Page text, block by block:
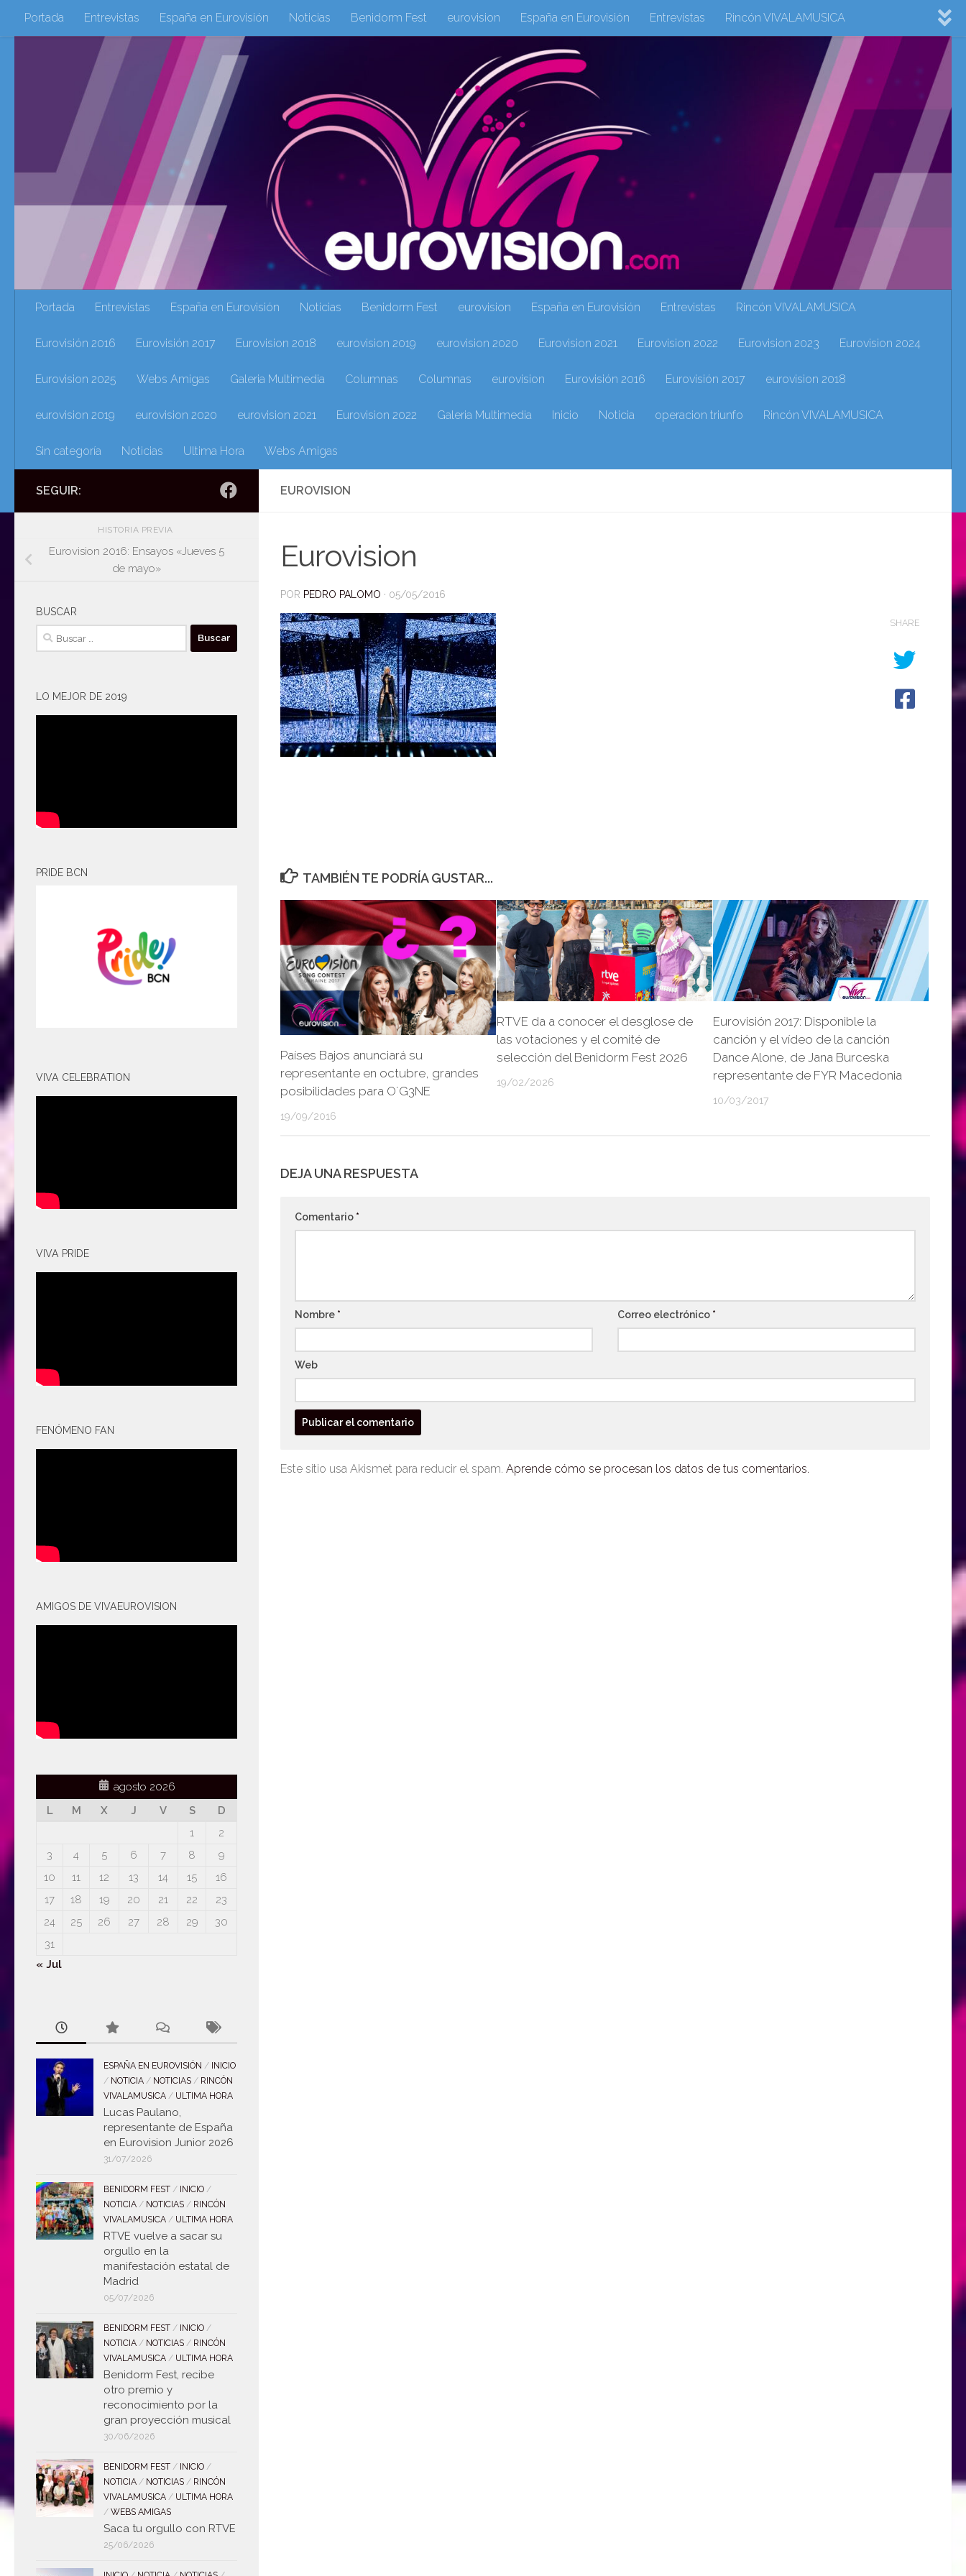
Saltar al contenido
Portada Entrevistas España en Eurovisión Noticias Benidorm Fest eurovision España en Eurovisión Entrevistas Rincón VIVALAMUSICA
Eurovisión 2016 Eurovisión 2017 Eurovision 2018 eurovision 2020 Eurovision 2021 Eurovision 2024
Eurovision 2025 Webs Amigas Galeria Multimedia Columnas Columnas eurovision Eurovisión 2016 eurovision 2018 eurovision 2019
eurovision 2020 eurovision 2021 Eurovision 2022 Galeria Multimedia Inicio Noticia operacion triunfo Rincón VIVALAMUSICA Sin categoría Noticias
Ultima Hora Webs Amigas
Portada Entrevistas España en Eurovisión Noticias Benidorm Fest eurovision España en Eurovisión Entrevistas Rincón VIVALAMUSICA
Eurovisión 2016 Eurovisión 2017 Eurovision 2018 eurovision 2019 eurovision 2020 Eurovision 2021 Eurovision 2022 Eurovision 2023 Eurovision 2024
Eurovision 2025 Webs Amigas Galeria Multimedia Columnas Columnas eurovision Eurovisión 2016 Eurovisión 2017 eurovision 2018
eurovision 2019 eurovision 2020 eurovision 2021 Eurovision 2022 Galeria Multimedia Inicio Noticia operacion triunfo Rincón VIVALAMUSICA
Sin categoría Noticias Ultima Hora Webs Amigas
EUROVISION
Eurovision
POR PEDRO PALOMO · 05/05/2016
SHARE
TAMBIÉN TE PODRÍA GUSTAR...
Países Bajos anunciará su
representante en octubre, grandes
posibilidades para O´G3NE
19/09/2016
RTVE da a conocer el desglose de
las votaciones y el comité de
selección del Benidorm Fest 2026
19/02/2026
Eurovisión 2017: Disponible la
canción y el vídeo de la canción
Dance Alone, de Jana Burceska
representante de FYR Macedonia
10/03/2017
DEJA UNA RESPUESTA
Comentario *
Nombre * Correo electrónico *
Web
Este sitio usa Akismet para reducir el spam. Aprende cómo se procesan los datos de tus comentarios.
SEGUIR:
HISTORIA PREVIA
Eurovision 2016: Ensayos «Jueves 5
de mayo»
BUSCAR
Buscar:
LO MEJOR DE 2019
PRIDE BCN
VIVA CELEBRATION
VIVA PRIDE
FENÓMENO FAN
AMIGOS DE VIVAEUROVISION
agosto 2026
L
M X J V S
D
1
2
3
4 5 6 7 8
9
10
11 12 13 14 15
16
17
18 19 20 21 22
23
24
25 26 27 28 29
30
31
« Jul
ESPAÑA EN EUROVISIÓN / INICIO
/ NOTICIA / NOTICIAS / RINCÓN
VIVALAMUSICA / ULTIMA HORA
Lucas Paulano,
representante de España
en Eurovision Junior 2026
31/07/2026
BENIDORM FEST / INICIO /
NOTICIA / NOTICIAS / RINCÓN
VIVALAMUSICA / ULTIMA HORA
RTVE vuelve a sacar su
orgullo en la
manifestación estatal de
Madrid
05/07/2026
BENIDORM FEST / INICIO /
NOTICIA / NOTICIAS / RINCÓN
VIVALAMUSICA / ULTIMA HORA
Benidorm Fest, recibe
otro premio y
reconocimiento por la
gran proyección musical
30/06/2026
BENIDORM FEST / INICIO /
NOTICIA / NOTICIAS / RINCÓN
VIVALAMUSICA / ULTIMA HORA
/ WEBS AMIGAS
Saca tu orgullo con RTVE
25/06/2026